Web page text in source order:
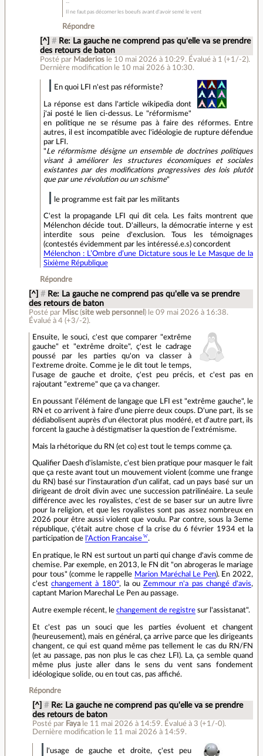
Il ne faut pas décorner les boeufs avant d'avoir semé le vent
Répondre
[^] # Re: La gauche ne comprend pas qu'elle va se prendre
des retours de baton
Posté par Maderios le 10 mai 2026 à 10:29. Évalué à 1 (+1/-2).
Dernière modification le 10 mai 2026 à 10:30.
En quoi LFI n'est pas réformiste?
La réponse est dans l'article wikipedia dont
j'ai posté le lien ci-dessus. Le "réformisme"
en politique ne se résume pas à faire des réformes. Entre
autres, il est incompatible avec l'idéologie de rupture défendue
par LFI.
"Le réformisme désigne un ensemble de doctrines politiques
visant à améliorer les structures économiques et sociales
existantes par des modifications progressives des lois plutôt
que par une révolution ou un schisme"
le programme est fait par les militants
C'est la propagande LFI qui dit cela. Les faits montrent que
Mélenchon décide tout. D'ailleurs, la démocratie interne y est
interdite sous peine d'exclusion. Tous les témoignages
(contestés évidemment par les intéressé.e.s) concordent
Mélenchon : L’Ombre d’une Dictature sous le Le Masque de la
Sixième République
Répondre
[^] # Re: La gauche ne comprend pas qu'elle va se prendre
des retours de baton
Posté par Misc(site web personnel ) le 09 mai 2026 à 16:38.
Évalué à 4 (+3/-2).
Ensuite, le souci, c'est que comparer "extrême
gauche" et "extrême droite", ç'est le cadrage
poussé par les parties qu'on va classer à
l'extreme droite. Comme je le dit tout le temps,
l'usage de gauche et droite, ç'est peu précis, et c'est pas en
rajoutant "extreme" que ça va changer.
En poussant l’élément de langage que LFI est "extrême gauche", le
RN et co arrivent à faire d'une pierre deux coups. D'une part, ils se
dédiabolisent auprès d'un électorat plus modéré, et d'autre part, ils
forcent la gauche à déstigmatiser la question de l’extrémisme.
Mais la rhétorique du RN (et co) est tout le temps comme ça.
Qualifier Daesh d'islamiste, c'est bien pratique pour masquer le fait
que ça reste avant tout un mouvement violent (comme une frange
du RN) basé sur l'instauration d'un califat, cad un pays basé sur un
dirigeant de droit divin avec une succession patrilinéaire. La seule
différence avec les royalistes, c'est de se baser sur un autre livre
pour la religion, et que les royalistes sont pas assez nombreux en
2026 pour être aussi violent que voulu. Par contre, sous la 3eme
république, ç'était autre chose cf la crise du 6 février 1934 et la
participation de l'Action Francaise .
En pratique, le RN est surtout un parti qui change d'avis comme de
chemise. Par exemple, en 2013, le FN dit "on abrogeras le mariage
pour tous" (comme le rappelle Marion Maréchal Le Pen). En 2022,
c'estchangement à 180°, la ouZemmour n'a pas changé d'avis,
captant Marion Marechal Le Pen au passage.
Autre exemple récent, le changement de registresur l'assistanat".
Et c'est pas un souci que les parties évoluent et changent
(heureusement), mais en général, ça arrive parce que les dirigeants
changent, ce qui est quand même pas tellement le cas du RN/FN
(et au passage, pas non plus le cas chez LFI). La, ça semble quand
même plus juste aller dans le sens du vent sans fondement
idéologique solide, ou en tout cas, pas affiché.
Répondre
[^] # Re: La gauche ne comprend pas qu'elle va se prendre
des retours de baton
Posté par Faya le 11 mai 2026 à 14:59. Évalué à 3 (+1/-0).
Dernière modification le 11 mai 2026 à 14:59.
l'usage de gauche et droite, ç'est peu